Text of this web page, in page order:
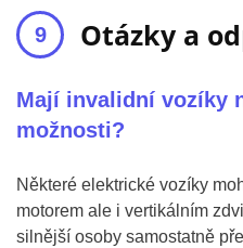
Otázky a
Mají invalidní vozíky
možnosti?
Některé elektrické vozíky
motorem ale i vertikálním
silnější osoby samostatně